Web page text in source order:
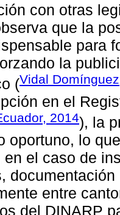
con otras
que la
para
la
(Vidal
en el
2014), la
oportuno, lo
en el caso de
entre
del DINARP